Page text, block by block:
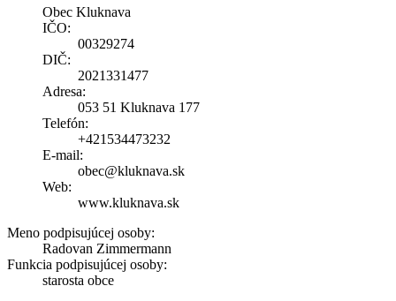
Obec Kluknava
IČO:
00329274
DIČ:
2021331477
Adresa:
053 51 Kluknava 177
Telefón:
+421534473232
E-mail:
obec@kluknava.sk
Web:
www.kluknava.sk
Meno podpisujúcej osoby:
Radovan Zimmermann
Funkcia podpisujúcej osoby:
starosta obce